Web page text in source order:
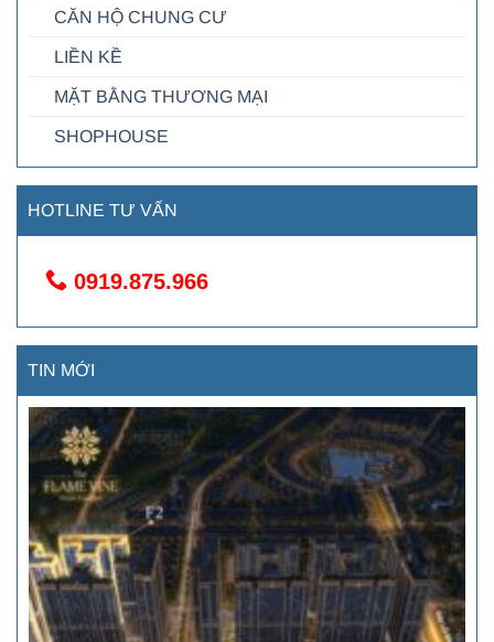
CĂN HỘ CHUNG CƯ
LIỀN KỀ
MẶT BẰNG THƯƠNG MẠI
SHOPHOUSE
HOTLINE TƯ VẤN
0919.875.966
TIN MỚI